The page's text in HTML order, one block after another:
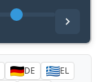
DE
EL